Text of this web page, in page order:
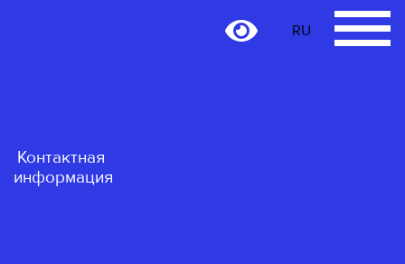
Контактная
информация
RU